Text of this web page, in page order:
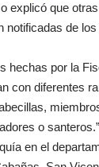
explicó que
notificadas de
hechas por la
con diferentes
o santeros.”
en el